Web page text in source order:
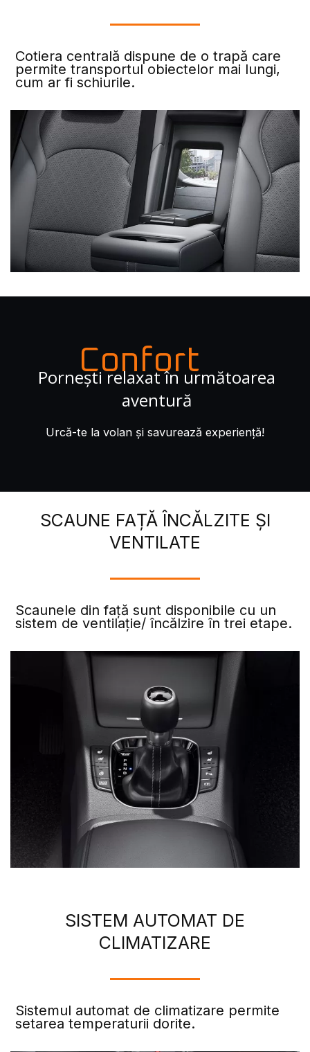
Cotiera centrală dispune de o trapă care
permite transportul obiectelor mai lungi,
cum ar fi schiurile.
Confort
Pornești relaxat în următoarea
aventură
Urcă-te la volan și savurează experiență!
SCAUNE FAȚĂ ÎNCĂLZITE ȘI
VENTILATE
Scaunele din față sunt disponibile cu un
sistem de ventilație/ încălzire în trei etape.
SISTEM AUTOMAT DE
CLIMATIZARE
Sistemul automat de climatizare permite
setarea temperaturii dorite.